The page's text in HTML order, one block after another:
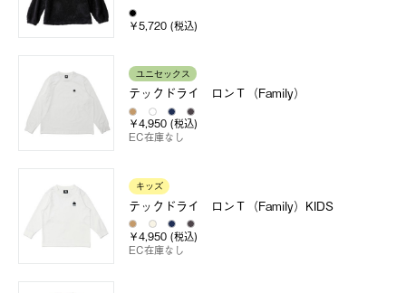
￥5,720 (税込)
ユニセックス
テックドライ ロンＴ（Family）
￥4,950 (税込)
EC在庫なし
キッズ
テックドライ ロンＴ（Family）KIDS
￥4,950 (税込)
EC在庫なし